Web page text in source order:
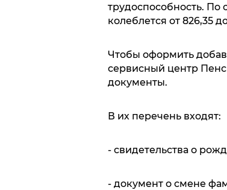
трудоспособность. По
колеблется от 826,35
Чтобы оформить
сервисный центр
документы.
В их перечень входят:
- свидетельства о
- документ о смене